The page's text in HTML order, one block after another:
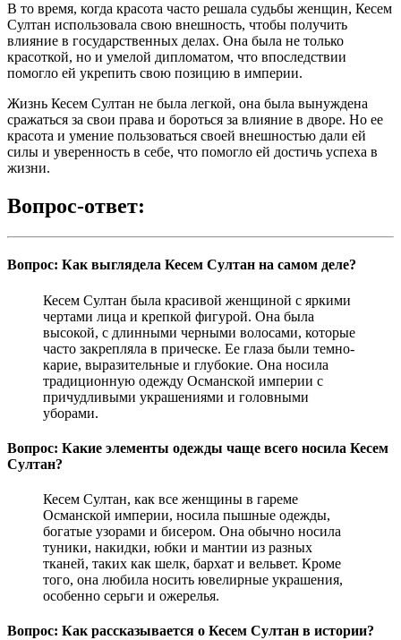
В то время, когда красота часто решала судьбы женщин, Кесем
Султан использовала свою внешность, чтобы получить
влияние в государственных делах. Она была не только
красоткой, но и умелой дипломатом, что впоследствии
помогло ей укрепить свою позицию в империи.
Жизнь Кесем Султан не была легкой, она была вынуждена
сражаться за свои права и бороться за влияние в дворе. Но ее
красота и умение пользоваться своей внешностью дали ей
силы и уверенность в себе, что помогло ей достичь успеха в
жизни.
Вопрос-ответ:
Вопрос: Как выглядела Кесем Султан на самом деле?
Кесем Султан была красивой женщиной с яркими
чертами лица и крепкой фигурой. Она была
высокой, с длинными черными волосами, которые
часто закрепляла в прическе. Ее глаза были темно-
карие, выразительные и глубокие. Она носила
традиционную одежду Османской империи с
причудливыми украшениями и головными
уборами.
Вопрос: Какие элементы одежды чаще всего носила Кесем
Султан?
Кесем Султан, как все женщины в гареме
Османской империи, носила пышные одежды,
богатые узорами и бисером. Она обычно носила
туники, накидки, юбки и мантии из разных
тканей, таких как шелк, бархат и вельвет. Кроме
того, она любила носить ювелирные украшения,
особенно серьги и ожерелья.
Вопрос: Как рассказывается о Кесем Султан в истории?